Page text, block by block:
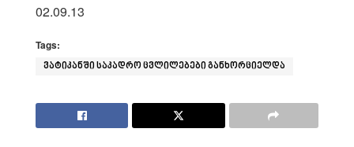
02.09.13
Tags:
ვატიკანში საკადრო ცვლილებები განხორციელდა